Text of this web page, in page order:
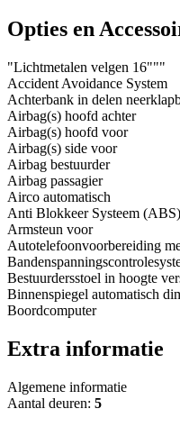
Opties en
"Lichtmetalen velgen 16"""
Accident Avoidance System
Achterbank in delen
Airbag(s) hoofd achter
Airbag(s) hoofd voor
Airbag(s) side voor
Airbag bestuurder
Airbag passagier
Airco automatisch
Anti Blokkeer Systeem (ABS)
Armsteun voor
Autotelefoonvoorbereiding
Bestuurdersstoel in hoogte
Binnenspiegel automatisch
Boordcomputer
Extra informatie
Algemene informatie
Aantal deuren: 5